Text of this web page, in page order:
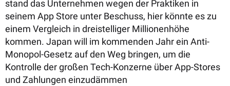
stand das Unternehmen wegen der Praktiken in
seinem App Store unter Beschuss, hier könnte es zu
einem Vergleich in dreistelliger Millionenhöhe
kommen. Japan will im kommenden Jahr ein Anti-
Monopol-Gesetz auf den Weg bringen, um die
Kontrolle der großen Tech-Konzerne über App-Stores
und Zahlungen einzudämmen